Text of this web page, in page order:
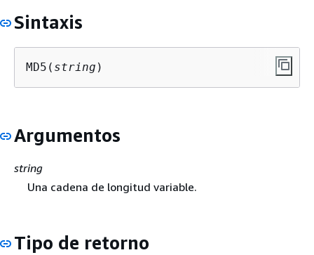
Sintaxis
MD5( string )
Argumentos
string
Una cadena de longitud variable.
Tipo de retorno